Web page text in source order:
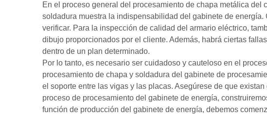
En el proceso general del procesamiento de chapa metálica
soldadura muestra la indispensabilidad del gabinete de
verificar. Para la inspección de calidad del armario eléctrico,
dibujo proporcionados por el cliente. Además, habrá ciertas
dentro de un plan determinado.
Por lo tanto, es necesario ser cuidadoso y cauteloso en el
procesamiento de chapa y soldadura del gabinete de
el soporte entre las vigas y las placas. Asegúrese de que
proceso de procesamiento del gabinete de energía,
función de producción del gabinete de energía, debemos